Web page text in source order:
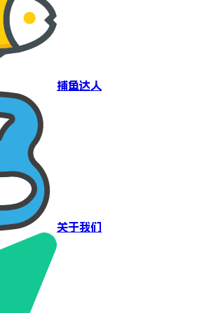
捕鱼达人
关于我们